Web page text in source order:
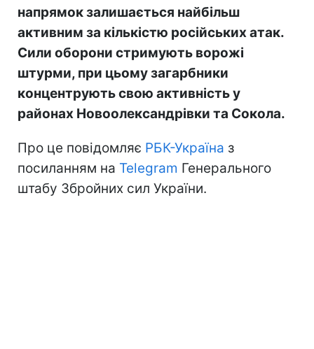
напрямок залишається найбільш
активним за кількістю російських атак.
Сили оборони стримують ворожі
штурми, при цьому загарбники
концентрують свою активність у
районах Новоолександрівки та Сокола.
Про це повідомляє РБК-Україна з
посиланням на Telegram Генерального
штабу Збройних сил України.